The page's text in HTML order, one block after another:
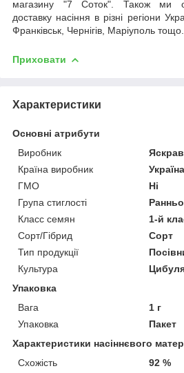
магазину "7 Соток". Також ми
доставку насіння в різні регіони
Франківськ, Чернігів, Маріуполь тощо.
Приховати
Характеристики
Основні атрибути
Виробник
Країна виробник
Україна
ГМО
Ні
Група стиглості
Класс семян
1-й
Сорт/Гібрид
Сорт
Тип продукції
Культура
Упаковка
Вага
1 г
Упаковка
Пакет
Характеристики насіннєвого
Схожість
92 %